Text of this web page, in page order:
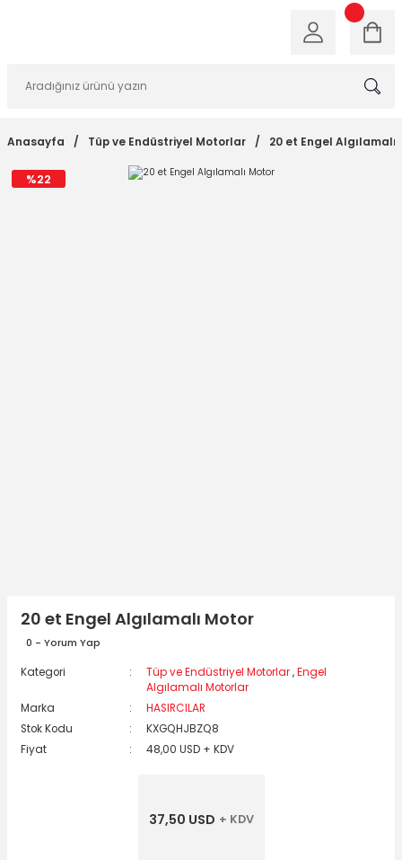
Anasayfa Tüp ve Endüstriyel Motorlar 20 et Engel Algılamalı
%22
20 et Engel Algılamalı Motor
0 - Yorum Yap
Kategori Tüp ve Endüstriyel Motorlar ,Engel
Algılamalı Motorlar
Marka
HASIRCILAR
Stok Kodu
KXGQHJBZQ8
Fiyat
48,00 USD + KDV
37,50 USD + KDV